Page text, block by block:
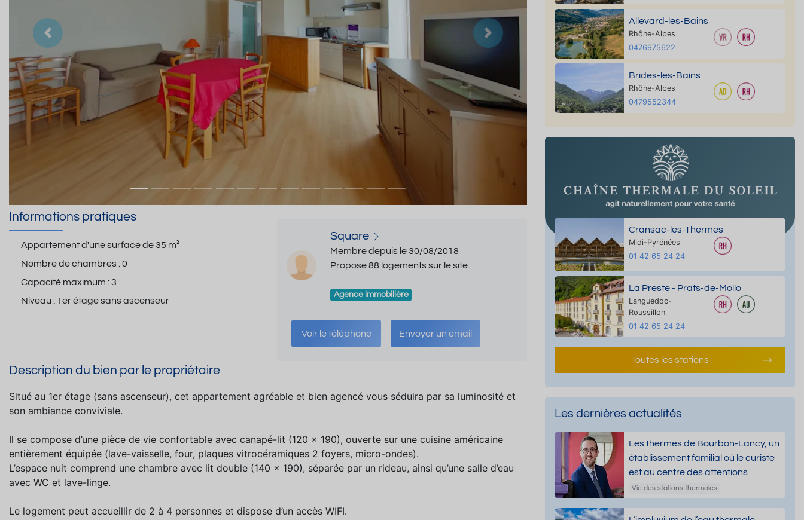
Précedent Suivant
Informations pratiques
Appartement d'une surface de35 m²
Nombre de chambres :0
Capacité maximum :3
Niveau : 1er étage sans ascenseur
Square
Membre depuis le 30/08/2018
Propose 88 logements sur le site.
Agence immobilière
Voir le téléphone Envoyer un email
Description du bien par le propriétaire
Situé au 1er étage (sans ascenseur), cet appartement agréable et bien agencé vous séduira par sa luminosité et
son ambiance conviviale.
Il se compose d’une pièce de vie confortable avec canapé-lit (120 x 190), ouverte sur une cuisine américaine
entièrement équipée (lave-vaisselle, four, plaques vitrocéramiques 2 foyers, micro-ondes).
L’espace nuit comprend une chambre avec lit double (140 x 190), séparée par un rideau, ainsi qu’une salle d’eau
avec WC et lave-linge.
Le logement peut accueillir de 2 à 4 personnes et dispose d’un accès WIFI.
Allevard-les-Bains
Rhône-Alpes
0476975622
Brides-les-Bains
Rhône-Alpes
0479552344
Cransac-les-Thermes
Midi-Pyrénées
01 42 65 24 24
La Preste - Prats-de-Mollo
Languedoc-
Roussillon
01 42 65 24 24
Toutes les stations
Les dernières actualités
Les thermes de Bourbon-Lancy, un
établissement familial où le curiste
est au centre des attentions
Vie des stations thermales